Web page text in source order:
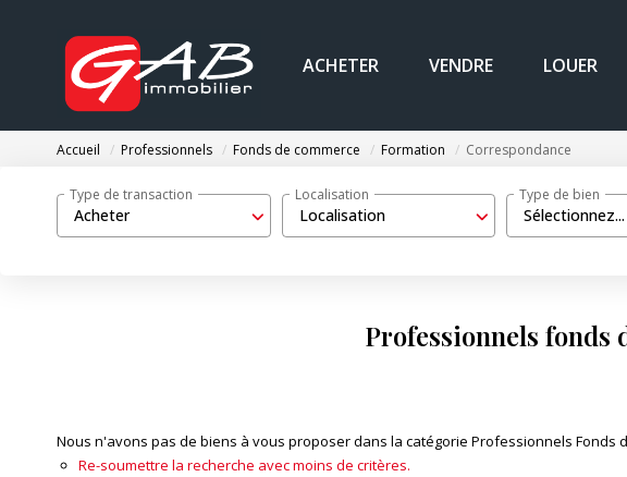
ACHETER VENDRE LOUER
Accueil Professionnels Fonds de commerce Formation Correspondance
Acheter
Type de transaction
Localisation
Localisation
Sélectionnez...
Type de bien
Professionnels fonds
Nous n'avons pas de biens à vous proposer dans la catégorie Professionnels
Re-soumettre la recherche avec moins de critères.